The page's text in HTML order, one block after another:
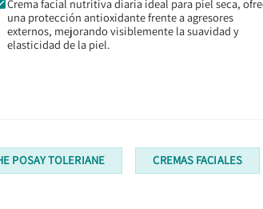
Crema facial nutritiva diaria ideal para piel seca,
una protección antioxidante frente a agresores
externos, mejorando visiblemente la suavidad y
elasticidad de la piel.
POSAY TOLERIANE CREMAS FACIALES